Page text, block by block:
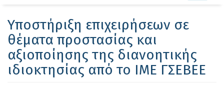
Υποστήριξη επιχειρήσεων σε
θέματα προστασίας και
αξιοποίησης της διανοητικής
ιδιοκτησίας από το ΙΜΕ ΓΣΕΒΕΕ